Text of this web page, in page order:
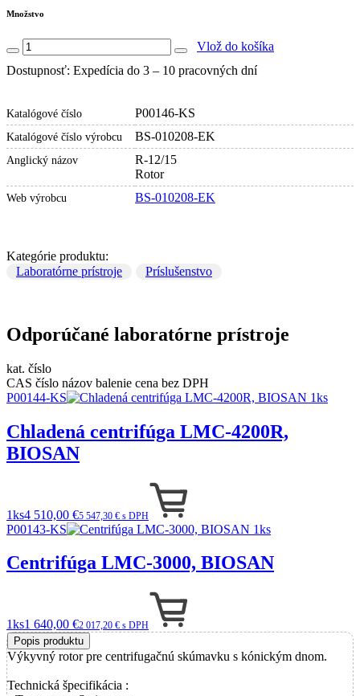
Množstvo
Vlož do košíka
Dostupnosť: Expedícia do 3 – 10 pracovných dní
Katalógové číslo P00146-KS
Katalógové číslo výrobcu BS-010208-EK
Anglický názov
R-12/15
Rotor
Web výrobcu BS-010208-EK
Kategórie produktu:
Laboratórne prístroje
Príslušenstvo
Odporúčané laboratórne prístroje
kat. číslo
CAS číslo názov balenie cena bez DPH
P00144-KS
Chladená centrifúga LMC-4200R,
BIOSAN
1ks4 510,00 €5 547,30 € s DPH
P00143-KS
Centrifúga LMC-3000, BIOSAN
1ks1 640,00 €2 017,20 € s DPH
Popis produktu
Výkyvný rotor pre centrifugačnú skúmavku s kónickým dnom.
Technická špecifikácia :